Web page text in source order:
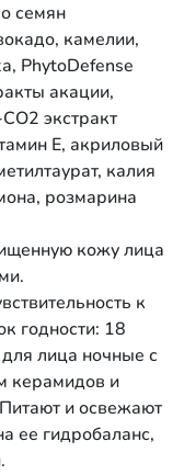
масло семян
Ceramide
(комплекс
розмарина, СК-
гиалуроновая
инулин,
масла ромашки,
экстракты
аммониум
акриловый
сорбат, масла
лимона, розмарина
гераниол).
вечером на
лица мягкими
повышенная
к одному из
Срок годности:
семян
камелии,
PhytoDefense
акации,
экстракт
Е, акриловый
калия
розмарина
кожу лица
к
годности: 18
лица ночные с
керамидов и
и освежают
ее гидробаланс,